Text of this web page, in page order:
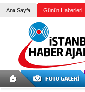
Ana Sayfa Günün Haberleri